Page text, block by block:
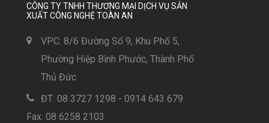
CÔNG TY TNHH THƯƠNG MẠI DỊCH VỤ SẢN
XUẤT CÔNG NGHỆ TOÀN AN
VPC: 8/6 Đường Số 9, Khu Phố 5,
Phường Hiệp Bình Phước, Thành Phố
Thủ Đức
ĐT: 08 3727 1298 - 0914 643 679
Fax: 08 6258 2103